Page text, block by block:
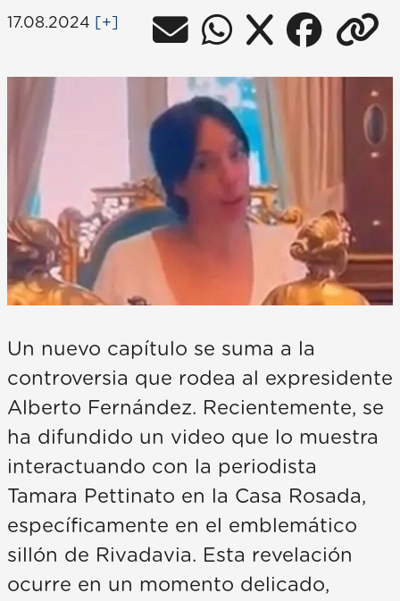
17.08.2024 [+]
Un nuevo capítulo se suma a la
controversia que rodea al expresidente
Alberto Fernández. Recientemente, se
ha difundido un video que lo muestra
interactuando con la periodista
Tamara Pettinato en la Casa Rosada,
específicamente en el emblemático
sillón de Rivadavia. Esta revelación
ocurre en un momento delicado,